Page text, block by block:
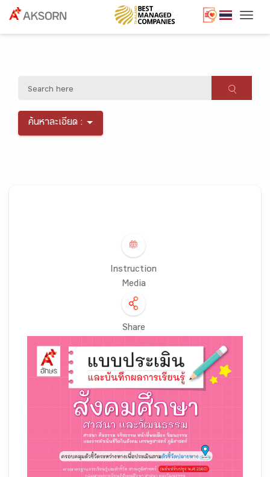
ค้นหาละเอียด :
Instruction
Media
Share